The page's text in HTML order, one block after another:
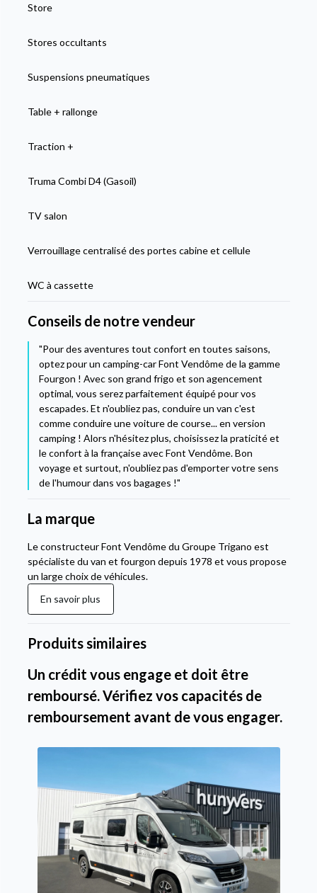
Store
Stores occultants
Suspensions pneumatiques
Table + rallonge
Traction +
Truma Combi D4 (Gasoil)
TV salon
Verrouillage centralisé des portes cabine et cellule
WC à cassette
Conseils de notre vendeur
"Pour des aventures tout confort en toutes saisons,
optez pour un camping-car Font Vendôme de la gamme
Fourgon ! Avec son grand frigo et son agencement
optimal, vous serez parfaitement équipé pour vos
escapades. Et n'oubliez pas, conduire un van c'est
comme conduire une voiture de course... en version
camping ! Alors n'hésitez plus, choisissez la praticité et
le confort à la française avec Font Vendôme. Bon
voyage et surtout, n'oubliez pas d'emporter votre sens
de l'humour dans vos bagages !"
La marque
Le constructeur Font Vendôme du Groupe Trigano est
spécialiste du van et fourgon depuis 1978 et vous propose
un large choix de véhicules.
En savoir plus
Produits similaires
Un crédit vous engage et doit être
remboursé. Vérifiez vos capacités de
remboursement avant de vous engager.